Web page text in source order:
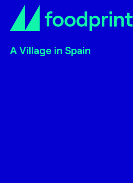
A Village in Spain
A Village in Spain
A Village in Spain